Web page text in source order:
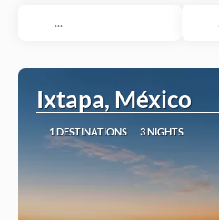
Ixtapa, México
1 DESTINATIONS 3 NIGHTS